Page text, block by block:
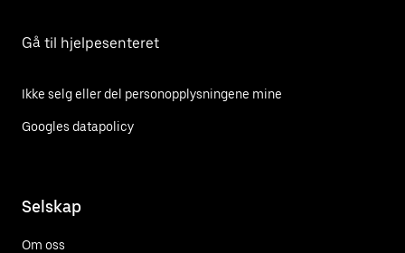
Gå til hjelpesenteret
Ikke selg eller del personopplysningene mine
Googles datapolicy
Selskap
Om oss